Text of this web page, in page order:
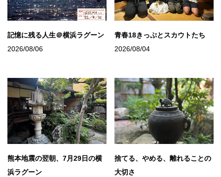
記憶に残る人生＠横浜ラグーン
2026/08/06
青春18きっぷとスカウトたち
2026/08/04
熊本地震の翌朝、7月29日の横
浜ラグーン
捨てる、やめる、離れることの
大切さ